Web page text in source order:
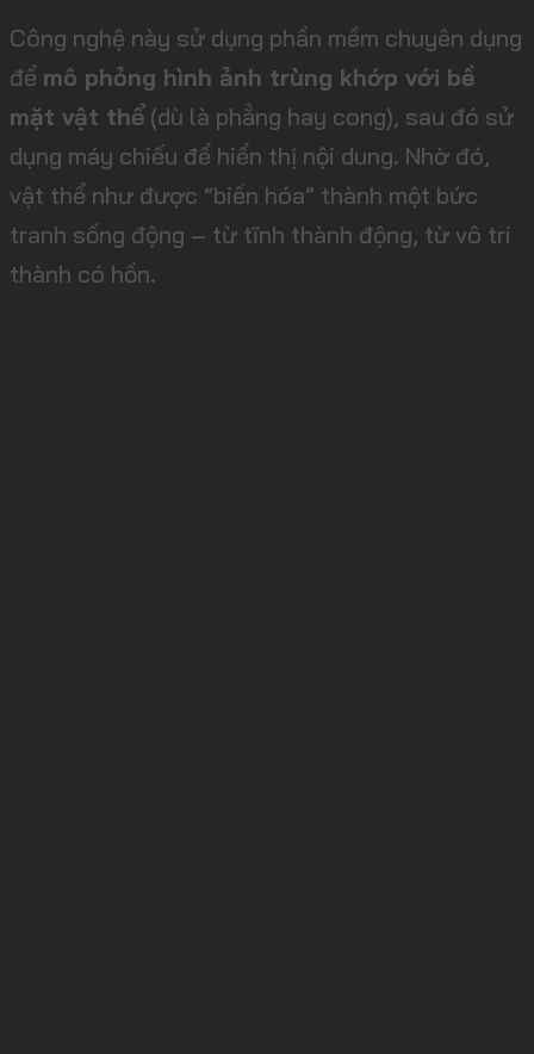
Công nghệ này sử dụng phần mềm chuyên dụng
để mô phỏng hình ảnh trùng khớp với bề
mặt vật thể(dù là phẳng hay cong), sau đó sử
dụng máy chiếu để hiển thị nội dung. Nhờ đó,
vật thể như được “biến hóa” thành một bức
tranh sống động – từ tĩnh thành động, từ vô tri
thành có hồn.